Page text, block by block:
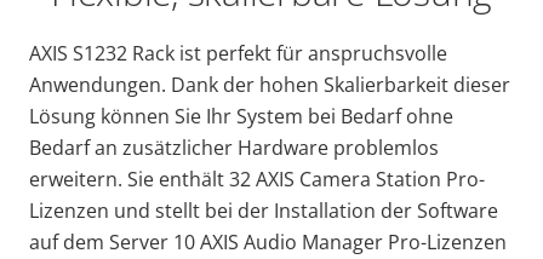
AXIS S1232 Rack ist perfekt für anspruchsvolle
Anwendungen. Dank der hohen Skalierbarkeit dieser
Lösung können Sie Ihr System bei Bedarf ohne
Bedarf an zusätzlicher Hardware problemlos
erweitern. Sie enthält 32 AXIS Camera Station Pro-
Lizenzen und stellt bei der Installation der Software
auf dem Server 10 AXIS Audio Manager Pro-Lizenzen